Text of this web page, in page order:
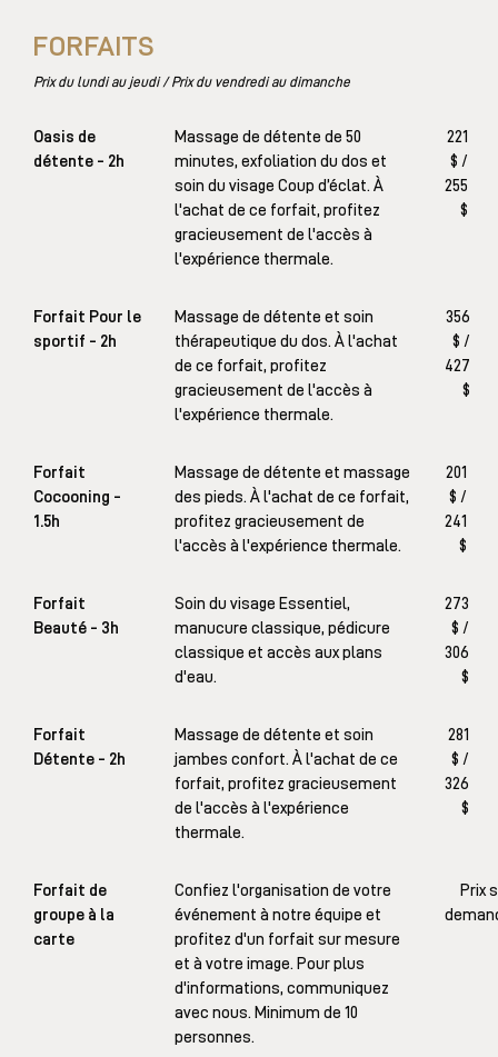
FORFAITS
Prix du lundi au jeudi / Prix du vendredi au dimanche
Oasis de
détente - 2h
Massage de détente de 50
minutes, exfoliation du dos et
soin du visage Coup d’éclat. À
l'achat de ce forfait, profitez
gracieusement de l'accès à
l'expérience thermale.
221
$ /
255
$
Forfait Pour le
sportif - 2h
Massage de détente et soin
thérapeutique du dos. À l'achat
de ce forfait, profitez
gracieusement de l'accès à
l'expérience thermale.
356
$ /
427
$
Forfait
Cocooning -
1.5h
Massage de détente et massage
des pieds. À l'achat de ce forfait,
profitez gracieusement de
l'accès à l'expérience thermale.
201
$ /
241
$
Forfait
Beauté - 3h
Soin du visage Essentiel,
manucure classique, pédicure
classique et accès aux plans
d'eau.
273
$ /
306
$
Forfait
Détente - 2h
Massage de détente et soin
jambes confort. À l'achat de ce
forfait, profitez gracieusement
de l'accès à l'expérience
thermale.
281
$ /
326
$
Forfait de
groupe à la
carte
Confiez l'organisation de votre
événement à notre équipe et
profitez d'un forfait sur mesure
et à votre image. Pour plus
d'informations, communiquez
avec nous. Minimum de 10
personnes.
Prix